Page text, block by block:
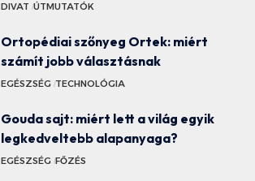
DIVAT ÚTMUTATÓK
Ortopédiai szőnyeg Ortek: miért
számít jobb választásnak
EGÉSZSÉG TECHNOLÓGIA
Gouda sajt: miért lett a világ egyik
legkedveltebb alapanyaga?
EGÉSZSÉG FŐZÉS